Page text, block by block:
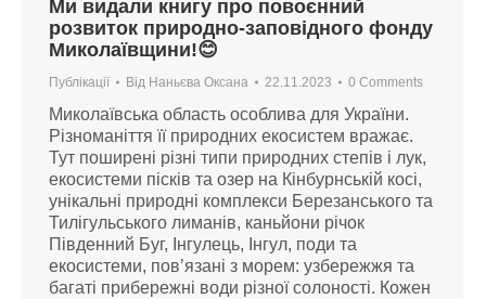
Ми видали книгу про повоєнний
розвиток природно-заповідного фонду
Миколаївщини!😊
Публікації Від Наньєва Оксана 22.11.2023 0 Comments
Миколаївська область особлива для України.
Різноманіття її природних екосистем вражає.
Тут поширені різні типи природних степів і лук,
екосистеми пісків та озер на Кінбурнській косі,
унікальні природні комплекси Березанського та
Тилігульського лиманів, каньйони річок
Південний Буг, Інгулець, Інгул, поди та
екосистеми, пов’язані з морем: узбережжя та
багаті прибережні води різної солоності. Кожен